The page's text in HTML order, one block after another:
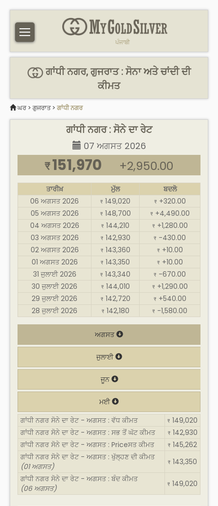
ਪੰਜਾਬੀ
ਗਾਂਧੀ ਨਗਰ, ਗੁਜਰਾਤ : ਸੋਨਾ ਅਤੇ ਚਾਂਦੀ ਦੀ
ਕੀਮਤ
ਘਰ > ਗੁਜਰਾਤ> ਗਾਂਧੀ ਨਗਰ
ਗਾਂਧੀ ਨਗਰ : ਸੋਨੇ ਦਾ ਰੇਟ
07 ਅਗਸਤ 2026
₹ 151,970 +2,950.00
ਤਾਰੀਖ਼ ਮੁੱਲ
ਬਦਲੋ
06 ਅਗਸਤ 2026
₹ 149,020 ₹ +320.00
05 ਅਗਸਤ 2026
₹ 148,700 ₹ +4,490.00
04 ਅਗਸਤ 2026
₹ 144,210 ₹ +1,280.00
03 ਅਗਸਤ 2026
₹ 142,930 ₹ -430.00
02 ਅਗਸਤ 2026
₹ 143,360 ₹ +10.00
01 ਅਗਸਤ 2026
₹ 143,350 ₹ +10.00
31 ਜੁਲਾਈ 2026
₹ 143,340 ₹ -670.00
30 ਜੁਲਾਈ 2026
₹ 144,010 ₹ +1,290.00
29 ਜੁਲਾਈ 2026
₹ 142,720 ₹ +540.00
28 ਜੁਲਾਈ 2026
₹ 142,180 ₹ -1,580.00
ਅਗਸਤ
ਜੁਲਾਈ
ਜੂਨ
ਮਈ
ਗਾਂਧੀ ਨਗਰ ਸੋਨੇ ਦਾ ਰੇਟ - ਅਗਸਤ : ਵੱਧ ਕੀਮਤ
₹ 149,020
ਗਾਂਧੀ ਨਗਰ ਸੋਨੇ ਦਾ ਰੇਟ - ਅਗਸਤ : ਸਭ ਤੋਂ ਘੱਟ ਕੀਮਤ
₹ 142,930
ਗਾਂਧੀ ਨਗਰ ਸੋਨੇ ਦਾ ਰੇਟ - ਅਗਸਤ : Priceਸਤ ਕੀਮਤ
₹ 145,262
ਗਾਂਧੀ ਨਗਰ ਸੋਨੇ ਦਾ ਰੇਟ - ਅਗਸਤ : ਖੁੱਲ੍ਹਣ ਦੀ ਕੀਮਤ
(01 ਅਗਸਤ)
₹ 143,350
ਗਾਂਧੀ ਨਗਰ ਸੋਨੇ ਦਾ ਰੇਟ - ਅਗਸਤ : ਬੰਦ ਕੀਮਤ
(06 ਅਗਸਤ)
₹ 149,020